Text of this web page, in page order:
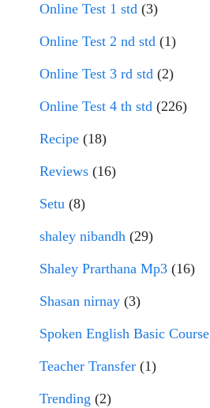
Online Test 1 std (3)
Online Test 2 nd std (1)
Online Test 3 rd std (2)
Online Test 4 th std (226)
Recipe (18)
Reviews (16)
Setu (8)
shaley nibandh (29)
Shaley Prarthana Mp3 (16)
Shasan nirnay (3)
Spoken English Basic Course
Teacher Transfer (1)
Trending (2)